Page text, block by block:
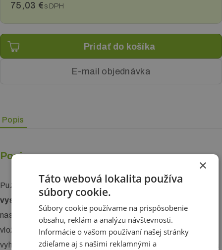
75,03 € s DPH
E-mail objednávka
Popis
Popis
Puzdro
na prepravu prezentačných systémov s
vystuženými rohmi pre lepšiu ochranu
nastaviteľný popruh pre jednoduché prenášanie a okienko na
vloženie napríklad vizitky. Ak si nie ste istí, či bude puzdro
vyhovovať aj vášmu reklamnému systému, dajte nám vedieť a
×
Táto webová lokalita používa
súbory cookie.
Súbory cookie používame na prispôsobenie
obsahu, reklám a analýzu návštevnosti.
Informácie o vašom používaní našej stránky
zdieľame aj s našimi reklamnými a